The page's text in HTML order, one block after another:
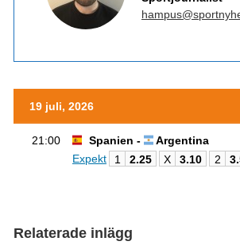
19 juli, 2026
21:00 Spanien -
Argentina
Expekt
1 2.25 X 3.10 2
Relaterade inlägg